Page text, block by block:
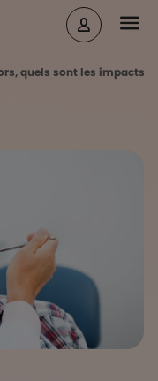
quels sont les impacts